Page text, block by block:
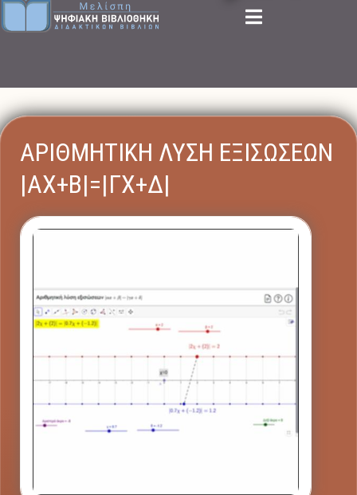
ΑΡΙΘΜΗΤΙΚΗ ΛΥΣΗ ΕΞΙΣΩΣΕΩΝ
|ΑX+Β|=|ΓX+Δ|